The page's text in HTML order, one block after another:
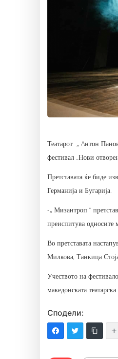
Театарот „ Aнтон
фестивал „Нови
Претставата ќе биде
Германија и Бугарија.
-„ Мизантроп ”
преиспитува односите
Во претставата
Милкова, Танкица
Учеството на
македонската
Сподели: